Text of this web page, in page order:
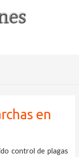
en
control de plagas